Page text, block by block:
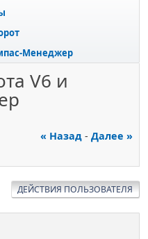
Менеджер
V6 и
« Назад - Далее »
ДЕЙСТВИЯ ПОЛЬЗОВАТЕЛЯ